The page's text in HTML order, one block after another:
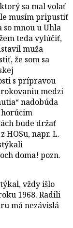
sa mal volať
musím pripustiť
so mnou u Uhla
teda vylúčiť,
muža
že som sa
s prípravou
medzi
nadobúda
horúcim
bude držať
HOSu, napr. L.
doma! pozn.
vždy išlo
1968. Radili
má nezávislá